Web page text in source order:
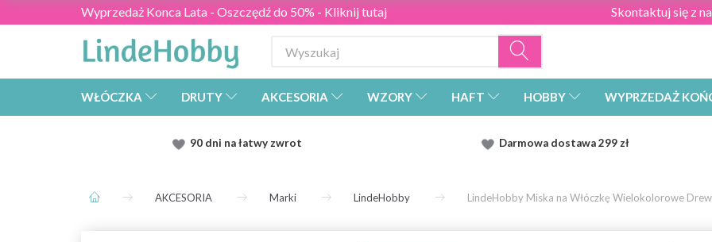
Wyprzedaż Konca Lata - Oszczędź do 50% - Kliknij tutaj Skontaktuj się z
WŁÓCZKA DRUTY AKCESORIA WZORY HAFT HOBBY WYPRZEDAŻ
90 dni na łatwy zwrot Darmowa dostawa299 zł
AKCESORIA Marki LindeHobby LindeHobby Miska na Włóczkę Wielokolorowe